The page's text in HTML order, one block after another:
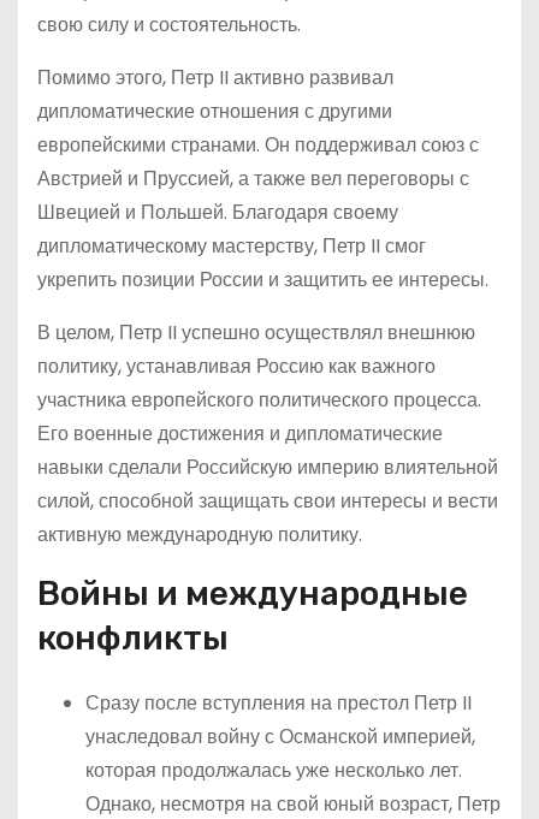
свою силу и состоятельность.
Помимо этого, Петр II активно развивал
дипломатические отношения с другими
европейскими странами. Он поддерживал союз с
Австрией и Пруссией, а также вел переговоры с
Швецией и Польшей. Благодаря своему
дипломатическому мастерству, Петр II смог
укрепить позиции России и защитить ее интересы.
В целом, Петр II успешно осуществлял внешнюю
политику, устанавливая Россию как важного
участника европейского политического процесса.
Его военные достижения и дипломатические
навыки сделали Российскую империю влиятельной
силой, способной защищать свои интересы и вести
активную международную политику.
Войны и международные
конфликты
Сразу после вступления на престол Петр II
унаследовал войну с Османской империей,
которая продолжалась уже несколько лет.
Однако, несмотря на свой юный возраст, Петр